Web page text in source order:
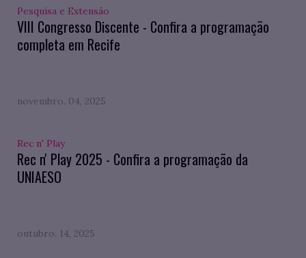
Pesquisa e Extensão
VIII Congresso Discente - Confira a programação
completa em Recife
novembro. 04, 2025
Rec n' Play
Rec n' Play 2025 - Confira a programação da
UNIAESO
outubro. 14, 2025